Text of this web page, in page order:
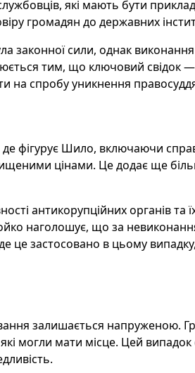
які мають бути
громадян до державних
законної сили, однак виконання
тим, що ключовий свідок
на спробу уникнення
де фігурує Шило, включаючи
цінами. Це додає ще
антикорупційних органів та
наголошує, що за
це застосовано в цьому
залишається напруженою.
які могли мати місце. Цей